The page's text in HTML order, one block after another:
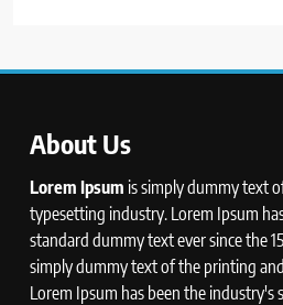
About Us
Lorem Ipsum is simply dummy text
typesetting industry. Lorem Ipsum
standard dummy text ever since the
simply dummy text of the printing
Lorem Ipsum has been the